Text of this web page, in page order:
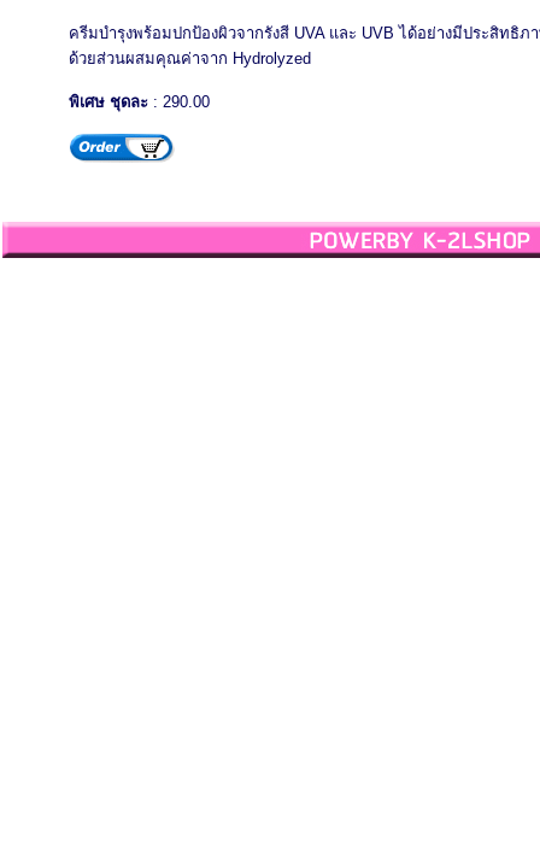
ครีมบำรุงพร้อมปกป้องผิวจากรังสี UVA และ UVB ได้อย่างมีประสิทธิภ
ด้วยส่วนผสมคุณค่าจาก Hydrolyzed
พิเศษ ชุดละ : 290.00